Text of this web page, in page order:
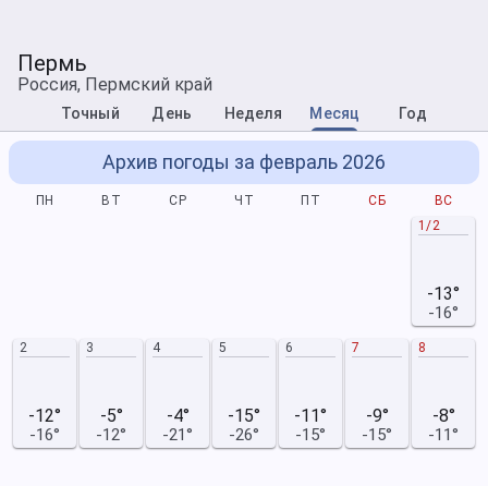
Пермь
Россия, Пермский край
Точный День Неделя Месяц Год
Архив погоды за февраль 2026
ПН ВТ СР ЧТ ПТ СБ
ВС
1/2
-13°
-16°
2
-12°
-16°
3
-5°
-12°
4
-4°
-21°
5
-15°
-26°
6
-11°
-15°
7
-9°
-15°
8
-8°
-11°